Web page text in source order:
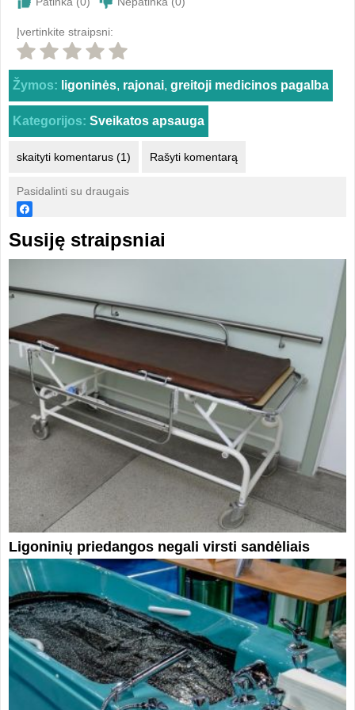
Įvertinkite straipsni:
Žymos: ligoninės, rajonai, greitoji medicinos pagalba
Kategorijos: Sveikatos apsauga
skaityti komentarus (1) Rašyti komentarą
Pasidalinti su draugais
Susiję straipsniai
Ligoninių priedangos negali virsti sandėliais